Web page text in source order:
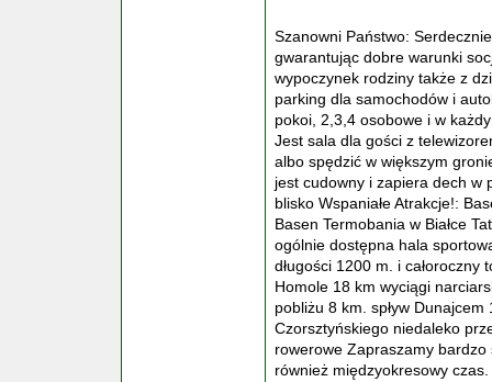
Szanowni Państwo:
gwarantując dobre warunki
wypoczynek rodziny także z
parking dla samochodów i
pokoi, 2,3,4 osobowe i w
Jest sala dla gości z
albo spędzić w większym
jest cudowny i zapiera dech w
blisko Wspaniałe Atrakcje!:
Basen Termobania w Białce
ogólnie dostępna hala
długości 1200 m. i
Homole 18 km wyciągi
pobliżu 8 km. spływ
Czorsztyńskiego niedaleko
rowerowe Zapraszamy
również międzyokresowy